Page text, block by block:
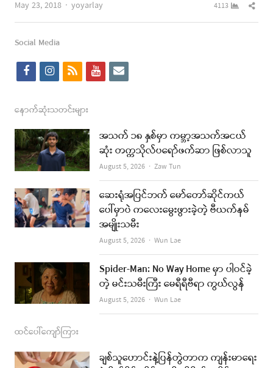
May 23, 2018
Author
yoyarlay 4113
Social Media
f
c
e
b
o
o
k
i
s
t
a
g
r
a
m
r
s
y
t
u
b
e
i
l
နောက်ဆုံးသတင်းများ
အသက် ၁၈ နှစ်မှာ ကမ္ဘာ့အသက်အငယ်
ဆုံး တက္ကသိုလ်ပရော်ဖက်ဆာ ဖြစ်လာသူ
August 5, 2026 Author
Zaw Tun
ဆေးရုံအပြင်ဘက် မော်တော်ဆိုင်ကယ်
ပေါ်မှာပဲ ကလေးမွေးဖွားခဲ့တဲ့ ဗီယက်နမ်
အမျိုးသမီး
August 5, 2026 Author
Wun Lae
Spider-Man: No Way Home မှာ ပါဝင်ခဲ့
တဲ့ မင်းသမီးကြီး မေရီရီဗီရာ ကွယ်လွန်
August 5, 2026 Author
Wun Lae
ထင်ပေါ်ကျော်ကြား
ချစ်သူဟောင်းနဲ့ပြန်တွဲတာက ကျန်းမာရေး